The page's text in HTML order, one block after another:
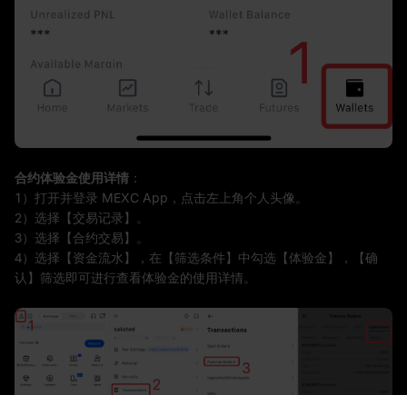
合约体验金使用详情 ：
1）打开并登录 MEXC App，点击左上角个人头像。
2）选择【交易记录】。
3）选择【合约交易】。
4）选择【资金流水】，在【筛选条件】中勾选【体验金】，【确
认】筛选即可进行查看体验金的使用详情。